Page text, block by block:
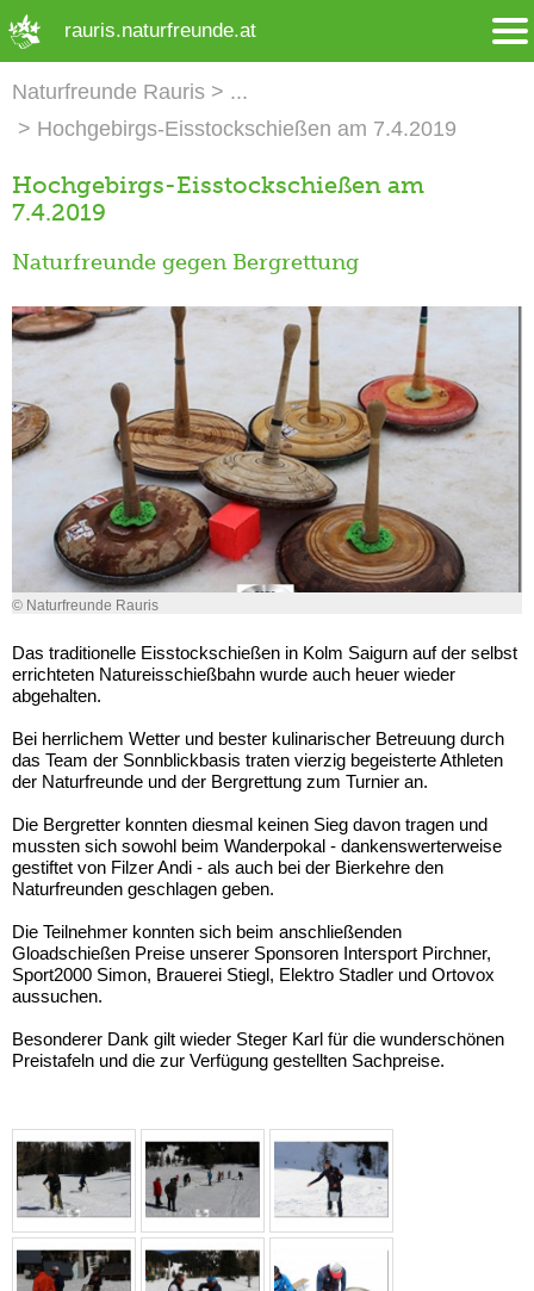
rauris.naturfreunde.at
Naturfreunde Rauris
Hochgebirgs-Eisstockschießen am 7.4.2019
Hochgebirgs-Eisstockschießen am
7.4.2019
Naturfreunde gegen Bergrettung
© Naturfreunde Rauris
Das traditionelle Eisstockschießen in Kolm Saigurn auf der selbst
errichteten Natureisschießbahn wurde auch heuer wieder
abgehalten.
Bei herrlichem Wetter und bester kulinarischer Betreuung durch
das Team der Sonnblickbasis traten vierzig begeisterte Athleten
der Naturfreunde und der Bergrettung zum Turnier an.
Die Bergretter konnten diesmal keinen Sieg davon tragen und
mussten sich sowohl beim Wanderpokal - dankenswerterweise
gestiftet von Filzer Andi - als auch bei der Bierkehre den
Naturfreunden geschlagen geben.
Die Teilnehmer konnten sich beim anschließenden
Gloadschießen Preise unserer Sponsoren Intersport Pirchner,
Sport2000 Simon, Brauerei Stiegl, Elektro Stadler und Ortovox
aussuchen.
Besonderer Dank gilt wieder Steger Karl für die wunderschönen
Preistafeln und die zur Verfügung gestellten Sachpreise.